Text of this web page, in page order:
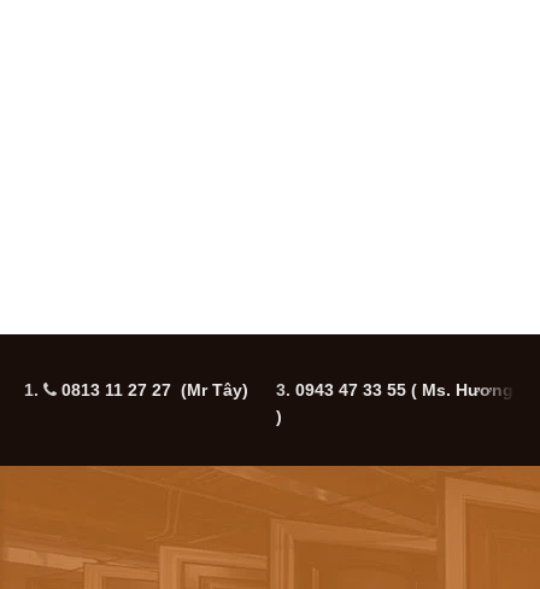
1. 0813 11 27 27 (Mr Tây) 3. 0943 47 33 55 ( Ms. Hương
)